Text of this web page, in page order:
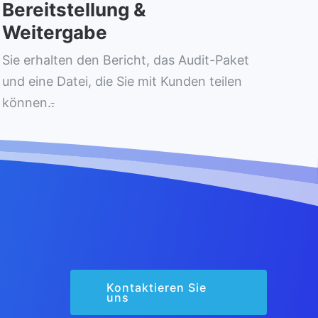
Bereitstellung &
Weitergabe
Sie erhalten den Bericht, das Audit-Paket
und eine Datei, die Sie mit Kunden teilen
können..
Kontaktieren Sie
uns